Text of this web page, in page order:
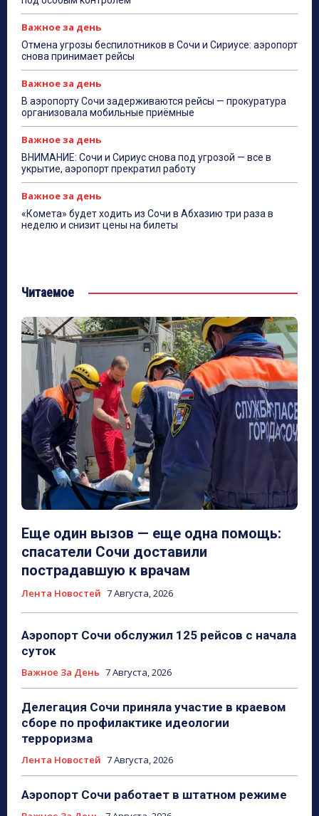
Важное за день
Отмена угрозы беспилотников в Сочи и Сириусе: аэропорт
снова принимает рейсы
Важное за день
В аэропорту Сочи задерживаются рейсы — прокуратура
организовала мобильные приёмные
Важное за день
ВНИМАНИЕ: Сочи и Сириус снова под угрозой — все в
укрытие, аэропорт прекратил работу
Важное за день
«Комета» будет ходить из Сочи в Абхазию три раза в
неделю и снизит цены на билеты
Читаемое
Еще один вызов — еще одна помощь:
спасатели Сочи доставили
пострадавшую к врачам
Лента Новостей 7 Августа, 2026
Аэропорт Сочи обслужил 125 рейсов с начала
суток
Важное За День 7 Августа, 2026
Делегация Сочи приняла участие в краевом
сборе по профилактике идеологии
терроризма
Лента Новостей 7 Августа, 2026
Аэропорт Сочи работает в штатном режиме